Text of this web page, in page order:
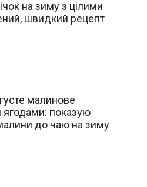
на зиму з цілими
швидкий рецепт
малинове
ягодами: показую
до чаю на зиму